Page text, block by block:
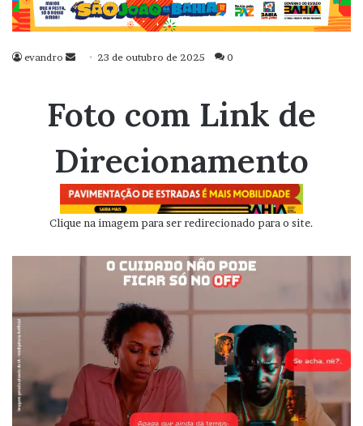
evandro
Mande
mail
23 de outubro de 2025 0
Foto com Link de
Direcionamento
Clique na imagem para ser redirecionado para o site.